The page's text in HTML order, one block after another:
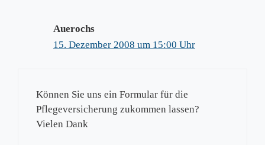
Auerochs
15. Dezember 2008 um 15:00 Uhr
Können Sie uns ein Formular für die
Pflegeversicherung zukommen lassen?
Vielen Dank